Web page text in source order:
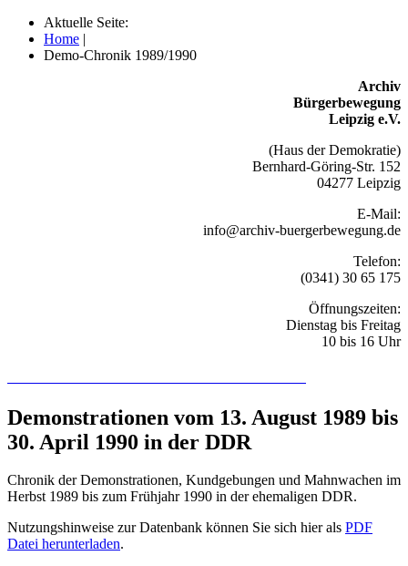
Aktuelle Seite:
Home |
Demo-Chronik 1989/1990
Archiv
Bürgerbewegung
Leipzig e.V.
(Haus der Demokratie)
Bernhard-Göring-Str. 152
04277 Leipzig
E-Mail:
info@archiv-buergerbewegung.de
Telefon:
(0341) 30 65 175
Öffnungszeiten:
Dienstag bis Freitag
10 bis 16 Uhr
Demonstrationen vom 13. August 1989 bis
30. April 1990 in der DDR
Chronik der Demonstrationen, Kundgebungen und Mahnwachen im
Herbst 1989 bis zum Frühjahr 1990 in der ehemaligen DDR.
Nutzungshinweise zur Datenbank können Sie sich hier als PDF
Datei herunterladen.